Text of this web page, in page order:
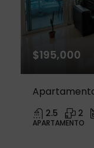
$195,000
2.5 2
APARTAMENTO